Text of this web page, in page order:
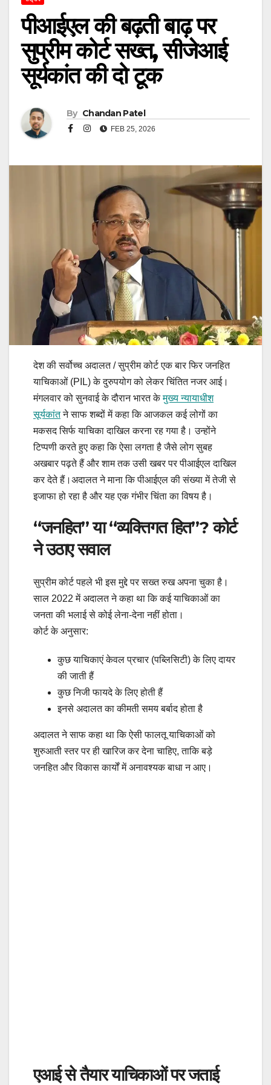
पीआईएल की बढ़ती बाढ़ पर
सुप्रीम कोर्ट सख्त, सीजेआई
सूर्यकांत की दो टूक
By Chandan Patel
FEB 25, 2026
देश की सर्वोच्च अदालत / सुप्रीम कोर्ट एक बार फिर जनहित
याचिकाओं (PIL) के दुरुपयोग को लेकर चिंतित नजर आई।
मंगलवार को सुनवाई के दौरान भारत केमुख्य न्यायाधीश
सूर्यकांतने साफ शब्दों में कहा कि आजकल कई लोगों का
मकसद सिर्फ याचिका दाखिल करना रह गया है। उन्होंने
टिप्पणी करते हुए कहा कि ऐसा लगता है जैसे लोग सुबह
अखबार पढ़ते हैं और शाम तक उसी खबर पर पीआईएल दाखिल
कर देते हैं।अदालत ने माना कि पीआईएल की संख्या में तेजी से
इजाफा हो रहा है और यह एक गंभीर चिंता का विषय है।
“जनहित” या “व्यक्तिगत हित”? कोर्ट
ने उठाए सवाल
सुप्रीम कोर्ट पहले भी इस मुद्दे पर सख्त रुख अपना चुका है।
साल 2022 में अदालत ने कहा था कि कई याचिकाओं का
जनता की भलाई से कोई लेना-देना नहीं होता।
कोर्ट के अनुसार:
कुछ याचिकाएं केवल प्रचार (पब्लिसिटी) के लिए दायर
की जाती हैं
कुछ निजी फायदे के लिए होती हैं
इनसे अदालत का कीमती समय बर्बाद होता है
अदालत ने साफ कहा था कि ऐसी फालतू याचिकाओं को
शुरुआती स्तर पर ही खारिज कर देना चाहिए, ताकि बड़े
जनहित और विकास कार्यों में अनावश्यक बाधा न आए।
एआई से तैयार याचिकाओं पर जताई